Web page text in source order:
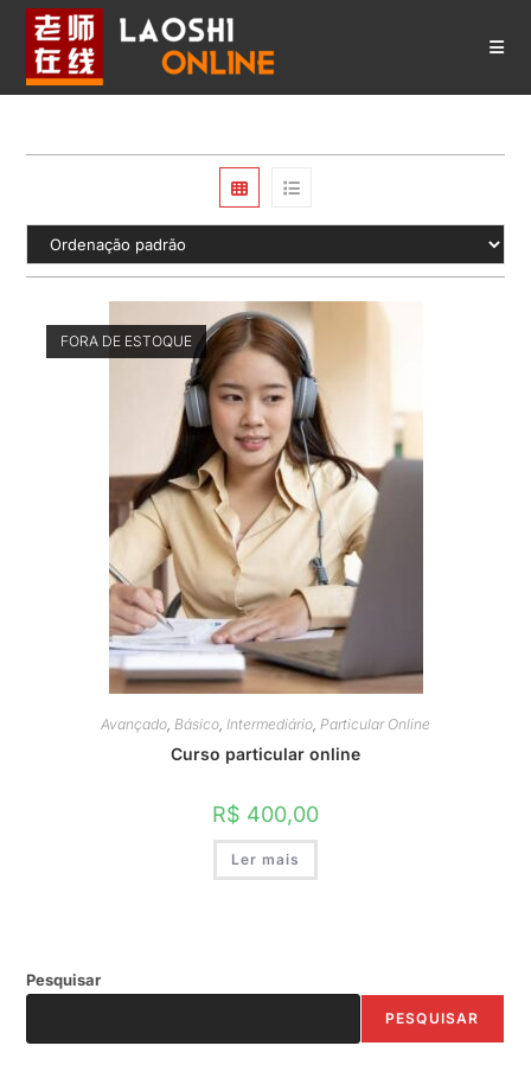
FORA DE ESTOQUE
Avançado, Básico, Intermediário, Particular Online
Curso particular online
R$ 400,00
Ler mais
Pesquisar
PESQUISAR